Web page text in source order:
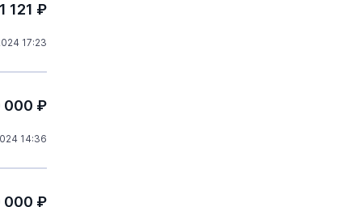
121 ₽
17:23
000 ₽
14:36
000 ₽